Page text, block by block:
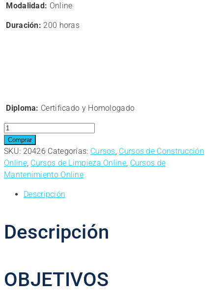
original
era:
actual
Modalidad: Online
Duración: 200 horas
Diploma: Certificado y Homologado
Curso
Online:
Mantenimiento
y
Limpieza
Instalaciones
cantidad
Comprar
SKU: 20426 Categorías: Cursos Cursos de Construcción
Online, Cursos de Limpieza Online, Cursos de
Mantenimiento Online
Descripción
Descripción
OBJETIVOS